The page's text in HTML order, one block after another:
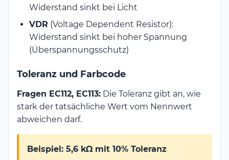
Widerstand sinkt bei Licht
VDR (Voltage Dependent Resistor):
Widerstand sinkt bei hoher Spannung
(Überspannungsschutz)
Toleranz und Farbcode
Fragen EC112, EC113: Die Toleranz gibt an, wie
stark der tatsächliche Wert vom Nennwert
abweichen darf.
Beispiel: 5,6 kΩ mit 10% Toleranz